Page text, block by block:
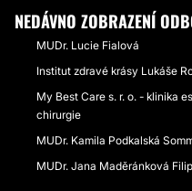
NEDÁVNO ZOBRAZENÍ
MUDr. Lucie Fialová
Institut zdravé krásy Lukáše
My Best Care s. r. o. - klinika
chirurgie
MUDr. Kamila Podkalská
MUDr. Jana Maděránková